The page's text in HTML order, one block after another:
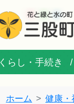
くらし・手続き
ホーム 健康・